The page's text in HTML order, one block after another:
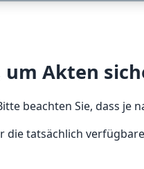
Akten
beachten Sie, dass je
die tatsächlich